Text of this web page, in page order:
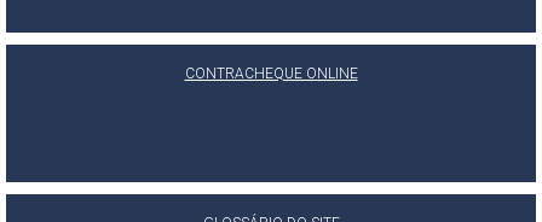
CONTRACHEQUE ONLINE